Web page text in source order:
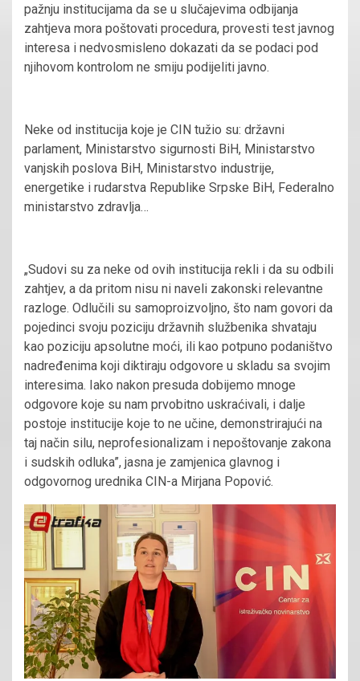
pažnju institucijama da se u slučajevima odbijanja
zahtjeva mora poštovati procedura, provesti test javnog
interesa i nedvosmisleno dokazati da se podaci pod
njihovom kontrolom ne smiju podijeliti javno.
Neke od institucija koje je CIN tužio su: državni
parlament, Ministarstvo sigurnosti BiH, Ministarstvo
vanjskih poslova BiH, Ministarstvo industrije,
energetike i rudarstva Republike Srpske BiH, Federalno
ministarstvo zdravlja…
„Sudovi su za neke od ovih institucija rekli i da su odbili
zahtjev, a da pritom nisu ni naveli zakonski relevantne
razloge. Odlučili su samoproizvoljno, što nam govori da
pojedinci svoju poziciju državnih službenika shvataju
kao poziciju apsolutne moći, ili kao potpuno podaništvo
nadređenima koji diktiraju odgovore u skladu sa svojim
interesima. Iako nakon presuda dobijemo mnoge
odgovore koje su nam prvobitno uskraćivali, i dalje
postoje institucije koje to ne učine, demonstrirajući na
taj način silu, neprofesionalizam i nepoštovanje zakona
i sudskih odluka”, jasna je zamjenica glavnog i
odgovornog urednika CIN-a Mirjana Popović.